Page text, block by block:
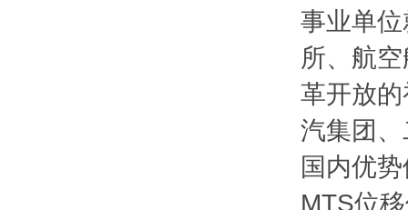
事业单
所、航
革开放
汽集团
国内优
MTS位